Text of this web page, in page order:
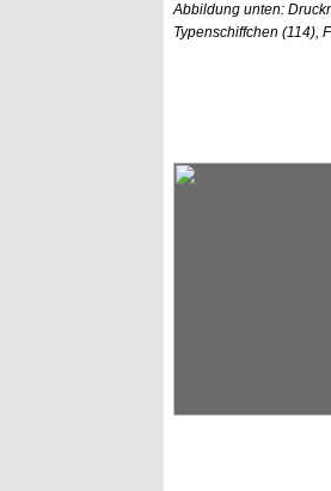
Abbildung unten:
Typenschiffchen (114),